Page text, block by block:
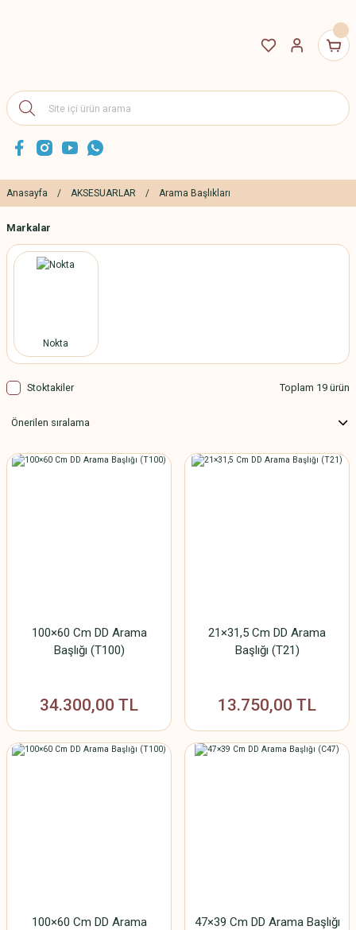
Anasayfa AKSESUARLAR Arama Başlıkları
Markalar
Nokta
Stoktakiler Toplam 19 ürün
100×60 Cm DD Arama
Başlığı (T100)
34.300,00 TL
21×31,5 Cm DD Arama
Başlığı (T21)
13.750,00 TL
100×60 Cm DD Arama
47×39 Cm DD Arama Başlığı